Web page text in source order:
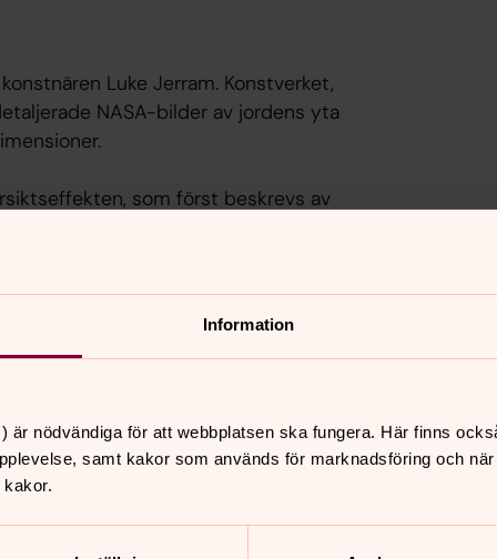
Information
är nödvändiga för att webbplatsen ska fungera. Här finns
samt kakor som används för marknadsföring och
Luke Jerram. Konstverket,
NASA-bilder av jordens yta
som först beskrevs av
astronauternas upplevelse är en
allt livs sammankoppling, och en
i samhället. Konstverket
planeten; en känsla av att jordens
gentemot varandra.
surroundljudskomposition av